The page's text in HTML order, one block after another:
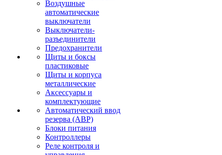
Воздушные
автоматические
выключатели
Выключатели-
разъединители
Предохранители
Щиты и боксы
пластиковые
Щиты и корпуса
металлические
Аксессуары и
комплектующие
Автоматический ввод
резерва (АВР)
Блоки питания
Контроллеры
Реле контроля и